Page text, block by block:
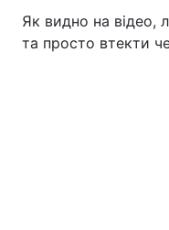
Як видно на відео,
та просто втекти